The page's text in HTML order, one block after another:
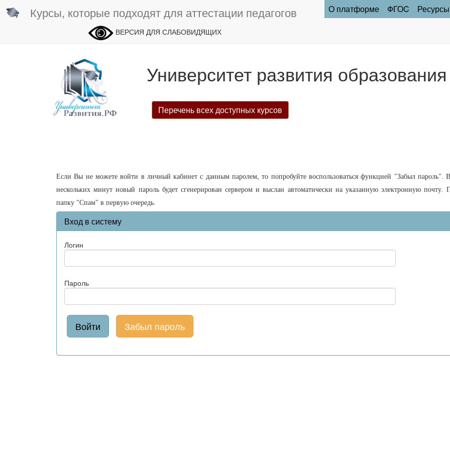
Курсы, которые подходят для аттестации педагогов
ВЕРСИЯ ДЛЯ СЛАБОВИДЯЩИХ
О платформе ФГОC Ресурсы
Университет развития
Перечень всех доступных курсов
Если Вы не можете войти в личный кабинет с данным паролем, то попробуйте воспользоваться функцией "Забыл пароль".
нескольких минут новый пароль будет сгенерирован сервером и выслан автоматически на указанную электронную почту.
папку "Спам" в первую очередь.
Вход в систему
Логин
Пароль
Забыл пароль